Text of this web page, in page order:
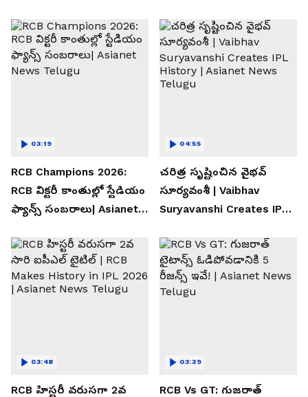
RCB Champions 2026:
RCB విక్టరీ కాంతుల్లో స్టేడియం
ఫ్యాన్స్ సంబరాలు| Asianet
03:19
చరిత్ర సృష్టించిన వైభవ్
సూర్యవంశీ | Vaibhav
Suryavanshi Creates IPL
Telugu
04:55
RCB హిస్టరీ వరుసగా 2వ
03:48
RCB Vs GT: గుజరాత్
03:39